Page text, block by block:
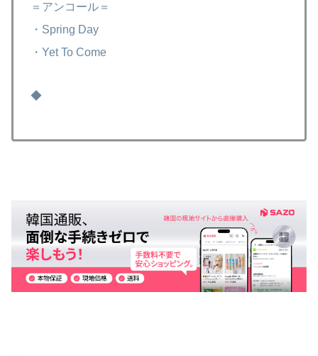
＝アンコール＝
・Spring Day
・Yet To Come
◆